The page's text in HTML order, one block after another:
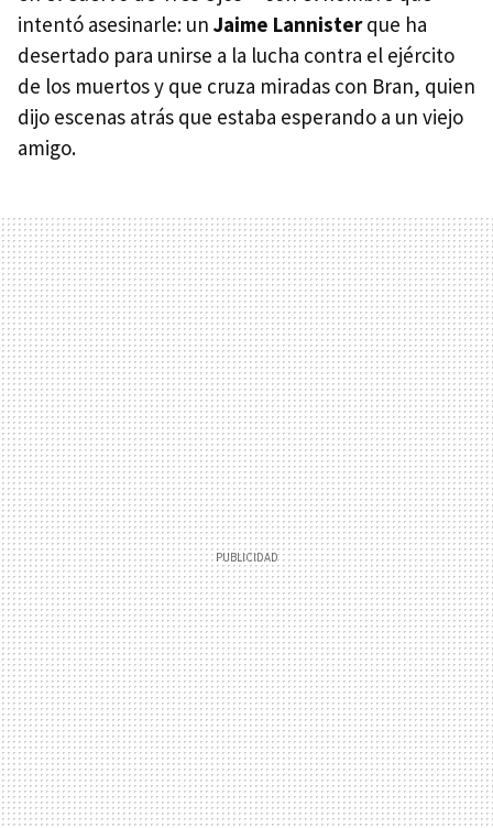
intentó asesinarle: un Jaime Lannisterque ha
desertado para unirse a la lucha contra el ejército
de los muertos y que cruza miradas con Bran, quien
dijo escenas atrás que estaba esperando a un viejo
amigo.